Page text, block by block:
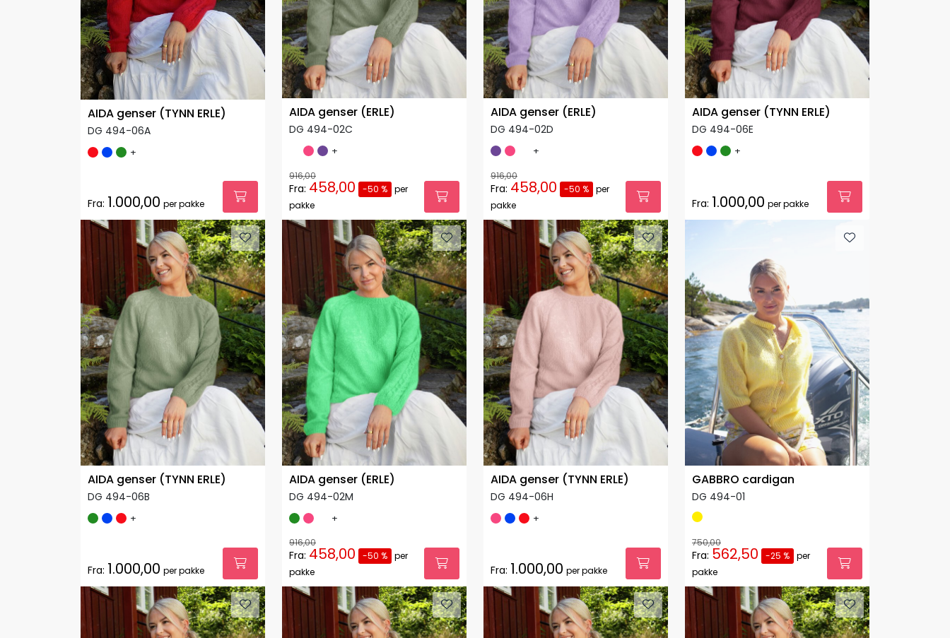
AIDA genser (TYNN ERLE)
DG 494-06A
+
Fra: 1.000,00 per pakke
AIDA genser (ERLE)
DG 494-02C
+
916,00
Fra: 458,00 -50 % per
pakke
AIDA genser (ERLE)
DG 494-02D
+
916,00
Fra: 458,00 -50 % per
pakke
AIDA genser (TYNN ERLE)
DG 494-06E
+
Fra: 1.000,00 per pakke
AIDA genser (TYNN ERLE)
DG 494-06B
+
Fra: 1.000,00 per pakke
AIDA genser (ERLE)
DG 494-02M
+
916,00
Fra: 458,00 -50 % per
pakke
AIDA genser (TYNN ERLE)
DG 494-06H
+
Fra: 1.000,00 per pakke
GABBRO cardigan
DG 494-01
750,00
Fra: 562,50 -25 % per
pakke